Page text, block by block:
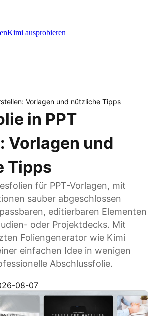
Kimi ausprobieren
Vorlagen und nützliche Tipps
in PPT
Vorlagen und
Tipps
für PPT-Vorlagen, mit
sauber abgeschlossen
editierbaren Elementen
oder Projektdecks. Mit
Foliengenerator wie Kimi
einfachen Idee in wenigen
Abschlussfolie.
08-07